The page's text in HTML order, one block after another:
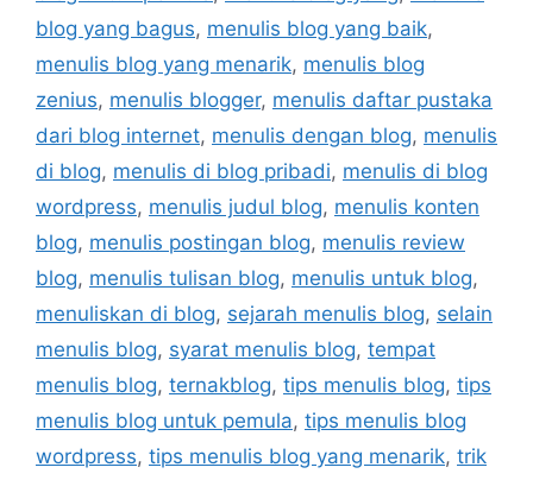
blog yang bagus, menulis blog yang baik,
menulis blog yang menarik, menulis blog
zenius, menulis blogger, menulis daftar pustaka
dari blog internet, menulis dengan blog, menulis
di blog, menulis di blog pribadi, menulis di blog
wordpress, menulis judul blog, menulis konten
blog, menulis postingan blog, menulis review
blog, menulis tulisan blog, menulis untuk blog,
menuliskan di blog, sejarah menulis blog, selain
menulis blog, syarat menulis blog, tempat
menulis blog, ternakblog, tips menulis blog, tips
menulis blog untuk pemula, tips menulis blog
wordpress, tips menulis blog yang menarik, trik